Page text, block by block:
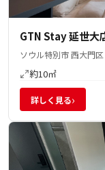
GTN Stay 延世大
ソウル特別市 西大門
約10㎡
詳しく見る›